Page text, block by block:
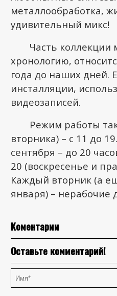
металлообработка,
удивительный микс!
Часть
хронологию,
года до наших дней.
инсталляции,
видеозаписей.
Режим работы
вторника) – с 11 до
сентября – до 20
20 (воскресенье и
Каждый вторник (а
января) – нерабочие
Коментарии
Оставьте комментарий!